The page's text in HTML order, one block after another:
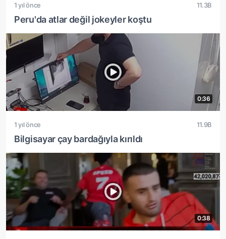
1 yıl önce 11.3B
Peru'da atlar değil jokeyler koştu
0:36
1 yıl önce 11.9B
Bilgisayar çay bardağıyla kırıldı
0:38